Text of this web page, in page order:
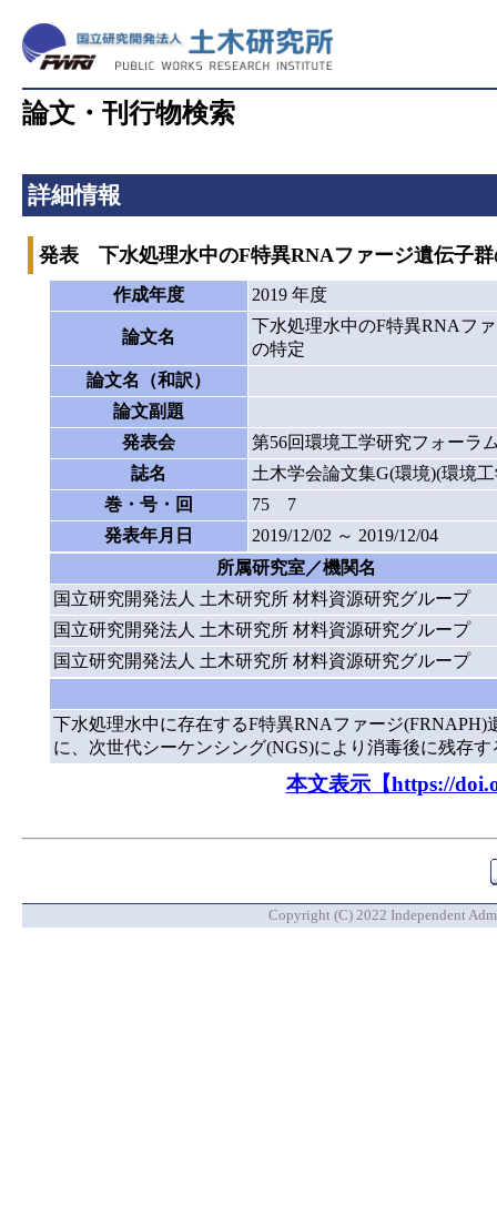
論文・刊行物検索
詳細情報
発表 下水処理水中のF特異RNAファージ遺伝子
作成年度 2019 年度
論文名
下水処理水中のF特異RNAフ
の特定
論文名（和訳）
論文副題
発表会
第56回環境工学研究フォーラ
誌名
土木学会論文集G(環境)(環境
巻・号・回
75 7
発表年月日
2019/12/02 ～ 2019/12/04
所属研究室／機関名
国立研究開発法人 土木研究所 材料資源研究グループ
国立研究開発法人 土木研究所 材料資源研究グループ
国立研究開発法人 土木研究所 材料資源研究グループ
下水処理水中に存在するF特異RNAファージ
に、次世代シーケンシング(NGS)により消毒後に残存
本文表示【https://
Copyright (C) 2022 Independent